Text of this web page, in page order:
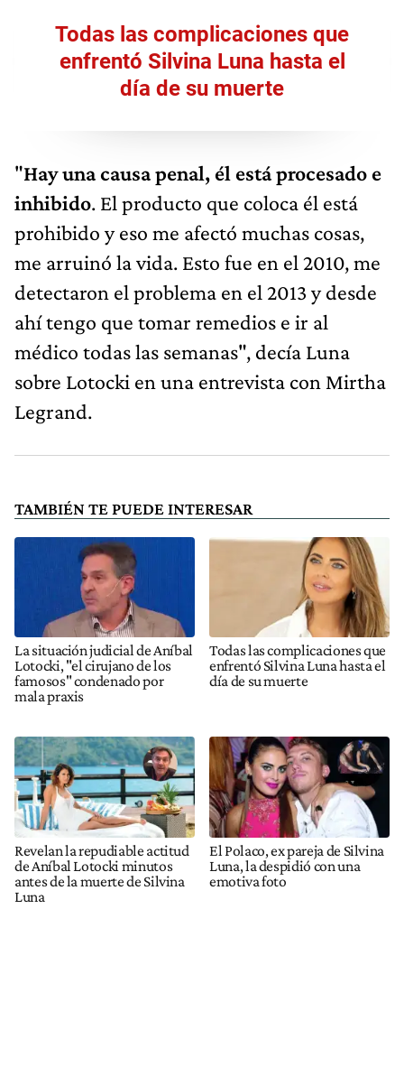
Todas las complicaciones que
enfrentó Silvina Luna hasta el
día de su muerte
"Hay una causa penal, él está procesado e
inhibido. El producto que coloca él está
prohibido y eso me afectó muchas cosas,
me arruinó la vida. Esto fue en el 2010, me
detectaron el problema en el 2013 y desde
ahí tengo que tomar remedios e ir al
médico todas las semanas", decía Luna
sobre Lotocki en una entrevista con Mirtha
Legrand.
TAMBIÉN TE PUEDE INTERESAR
La situación judicial de Aníbal
Lotocki, "el cirujano de los
famosos" condenado por
mala praxis
Todas las complicaciones que
enfrentó Silvina Luna hasta el
día de su muerte
Revelan la repudiable actitud
de Aníbal Lotocki minutos
antes de la muerte de Silvina
Luna
El Polaco, ex pareja de Silvina
Luna, la despidió con una
emotiva foto